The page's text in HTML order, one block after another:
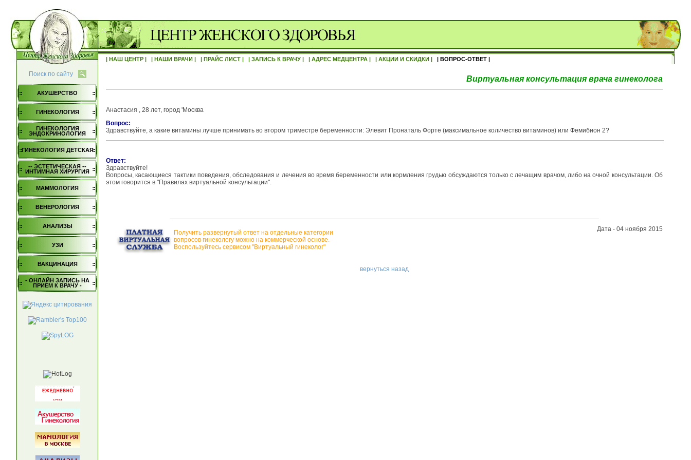
| НАШ ЦЕНТР | | НАШИ ВРАЧИ | | ПРАЙС ЛИСТ | | ЗАПИСЬ К ВРАЧУ | | АДРЕС МЕДЦЕНТРА | | АКЦИИ И СКИДКИ | | ВОПРОС-ОТВЕТ |
Поиск по сайту
АКУШЕРСТВО
ГИНЕКОЛОГИЯ
ГИНЕКОЛОГИЯ
ЭНДОКРИНОЛОГИЯ
ГИНЕКОЛОГИЯ ДЕТСКАЯ
-- ЭСТЕТИЧЕСКАЯ --
ИНТИМНАЯ ХИРУРГИЯ
МАММОЛОГИЯ
ВЕНЕРОЛОГИЯ
АНАЛИЗЫ
УЗИ
ВАКЦИНАЦИЯ
- ОНЛАЙН ЗАПИСЬ НА
ПРИЕМ К ВРАЧУ -
Виртуальная консультация врача гинеколога
Анастасия , 28 лет, город 'Москва
Вопрос:
Здравствуйте, а какие витамины лучше принимать во втором триместре беременности: Элевит Пронаталь Форте (максимальное количество витаминов) или Фемибион 2?
Ответ:
Здравствуйте!
Вопросы, касающиеся тактики поведения, обследования и лечения во время беременности или кормления грудью обсуждаются только с лечащим врачом, либо на очной консультации. Об
этом говорится в "Правилах виртуальной консультации".
Получить развернутый ответ на отдельные категории
вопросов гинекологу можно на коммерческой основе.
Воспользуйтесь сервисом "Виртуальный гинеколог"
Дата - 04 ноября 2015
вернуться назад